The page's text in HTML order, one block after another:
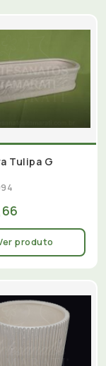
Tulipa G
produto